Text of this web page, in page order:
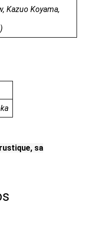
Kazuo Koyama,
sa